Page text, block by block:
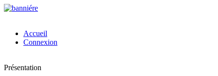
Accueil
Connexion
Présentation